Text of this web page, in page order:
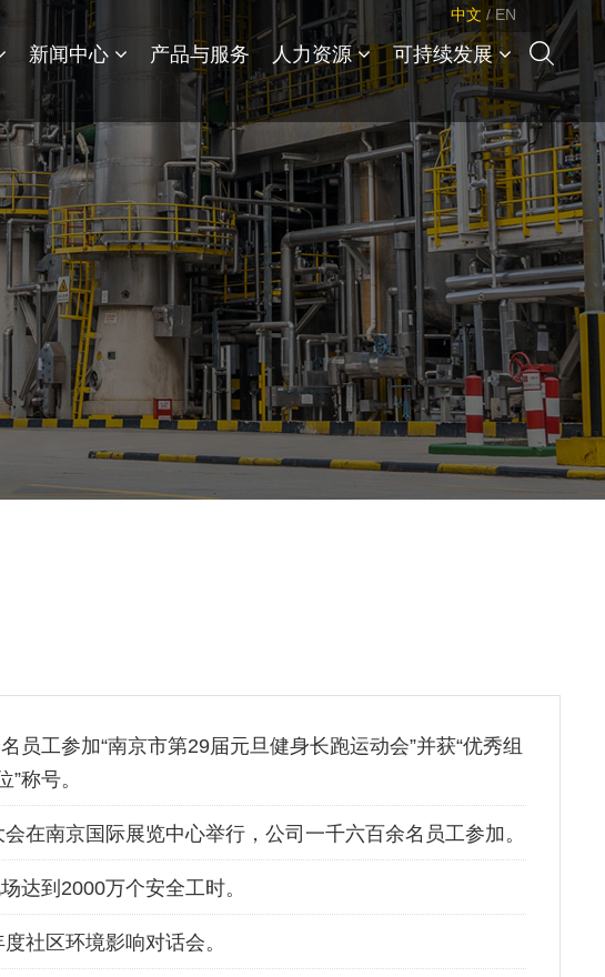
新闻中心 产品与服务 人力资源 可持续发展
中文 /EN
员工参加“南京市第29届元旦健身长跑运动会”并获“优秀组
”称号。
在南京国际展览中心举行，公司一千六百余名员工参加。
达到2000万个安全工时。
社区环境影响对话会。